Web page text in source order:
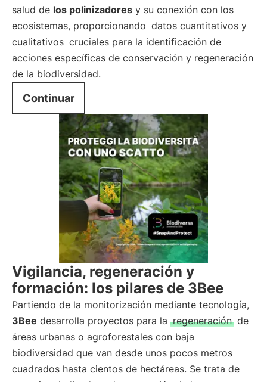
salud de los polinizadores y su conexión con los
ecosistemas, proporcionando datos cuantitativos y
cualitativos cruciales para la identificación de
acciones específicas de conservación y regeneración
de la biodiversidad.
Continuar
Vigilancia, regeneración y
formación: los pilares de 3Bee
Partiendo de la monitorización mediante tecnología,
3Bee desarrolla proyectos para la regeneración de
áreas urbanas o agroforestales con baja
biodiversidad que van desde unos pocos metros
cuadrados hasta cientos de hectáreas. Se trata de